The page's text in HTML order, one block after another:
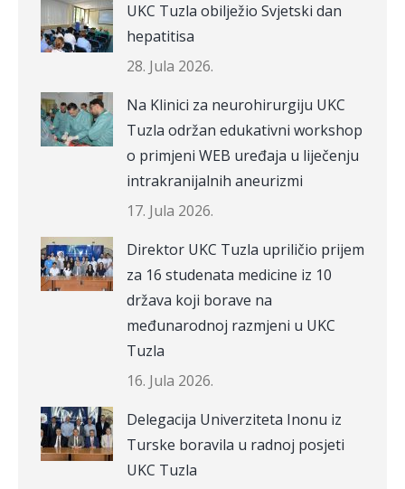
UKC Tuzla obilježio Svjetski dan
hepatitisa
28. Jula 2026.
Na Klinici za neurohirurgiju UKC
Tuzla održan edukativni workshop
o primjeni WEB uređaja u liječenju
intrakranijalnih aneurizmi
17. Jula 2026.
Direktor UKC Tuzla upriličio prijem
za 16 studenata medicine iz 10
država koji borave na
međunarodnoj razmjeni u UKC
Tuzla
16. Jula 2026.
Delegacija Univerziteta Inonu iz
Turske boravila u radnoj posjeti
UKC Tuzla